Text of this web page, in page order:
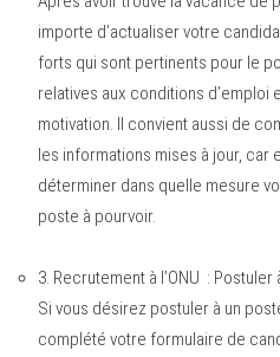
importe d’actualiser votre
forts qui sont pertinents pour le
relatives aux conditions d’emploi
motivation. Il convient aussi de
les informations mises à jour, car
déterminer dans quelle mesure
poste à pourvoir.
3. Recrutement à l’ONU : Postuler
Si vous désirez postuler à un
complété votre formulaire de